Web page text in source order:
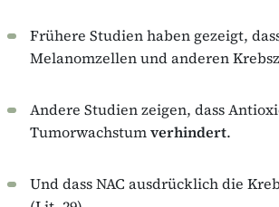
Frühere Studien haben gezeigt,
Melanomzellen und anderen
Andere Studien zeigen, dass
Tumorwachstumverhindert.
Und dass NAC ausdrücklich die